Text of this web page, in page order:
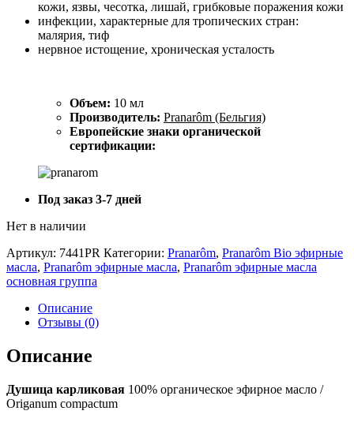
кожи, язвы, чесотка, лишай, грибковые поражения кожи
инфекции, характерные для тропических стран:
малярия, тиф
нервное истощение, хроническая усталость
Объем: 10 мл
Производитель: Pranarôm (Бельгия)
Европейские знаки органической
сертификации:
Под заказ 3-7 дней
Нет в наличии
Артикул: 7441PR Категории: Pranarôm, Pranarôm Bio эфирные
масла, Pranarôm эфирные масла, Pranarôm эфирные масла
основная группа
Описание
Отзывы (0)
Описание
Душица карликовая 100% органическое эфирное масло /
Origanum compactum